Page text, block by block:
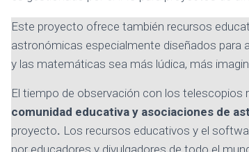
Este proyecto ofrece también recursos
astronómicas especialmente diseñados para
y las matemáticas sea más lúdica, más
El tiempo de observación con los telescopios
comunidad educativa y asociaciones de
proyecto. Los recursos educativos y el
por educadores y divulgadores de todo el